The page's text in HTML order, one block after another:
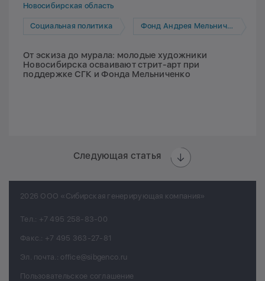
Новосибирская область
Социальная политика Фонд Андрея Мельниченко
От эскиза до мурала: молодые художники
Новосибирска осваивают стрит-арт при
поддержке СГК и Фонда Мельниченко
Следующая статья
2026 ООО «Сибирская генерирующая компания»
Тел.: +7 495 258-83-00
Факс.: +7 495 363-27-81
Эл. почта.: office@sibgenco.ru
Пользовательское соглашение